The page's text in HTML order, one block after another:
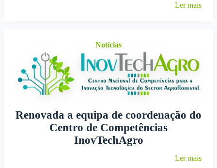
Ler mais
Notícias
Renovada a equipa de coordenação do
Centro de Competências
InovTechAgro
Ler mais